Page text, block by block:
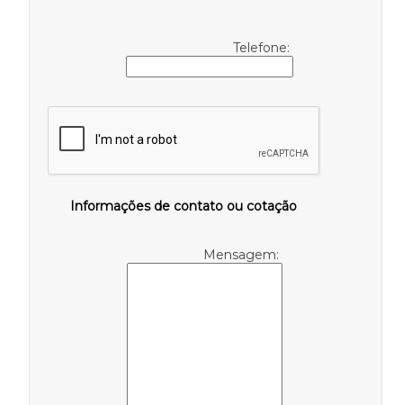
Telefone:
Informações de contato ou cotação
Mensagem: